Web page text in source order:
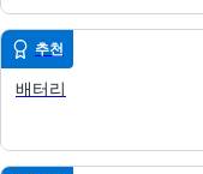
추천
배터리